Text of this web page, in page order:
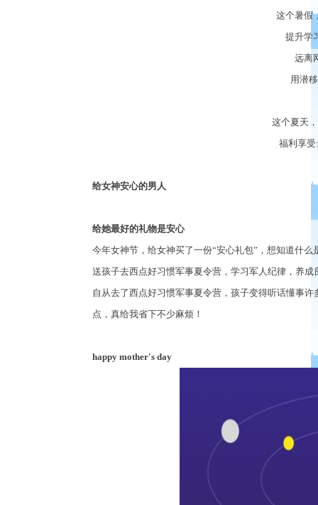
这个暑假
提升学
远离
用潜
这个夏天
福利享受
给女神安心的男人
给她最好的礼物是安心
今年女神节，给女神买了一份“安心礼包”，想知道什么
送孩子去西点好习惯军事夏令营，学习军人纪律，养
自从去了西点好习惯军事夏令营，孩子变得听话懂事许
点，真给我省下不少麻烦！
happy mother's day